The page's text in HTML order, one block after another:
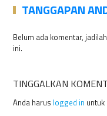
TANGGAPAN
Belum ada komentar,
ini.
TINGGALKAN
Anda harus logged in